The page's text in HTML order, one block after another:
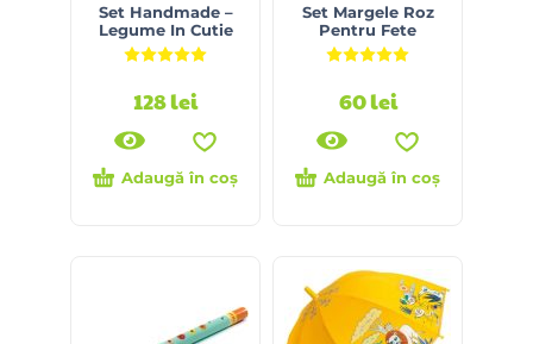
Set Handmade –
Legume In Cutie
128lei
Adaugă în coș
Set Margele Roz
Pentru Fete
60lei
Adaugă în coș